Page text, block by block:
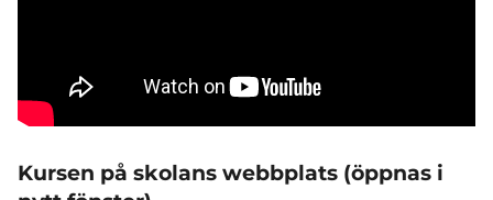
Kursen på skolans webbplats (öppnas i